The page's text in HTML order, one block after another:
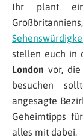
Ihr plant
stellen euch in
London vor,
besuchen
angesagte
Geheimtipps
alles mit dabei.